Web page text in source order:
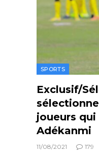
SPORTS
Exclusif/
joueurs
Adékanmi
11/08/2021 179